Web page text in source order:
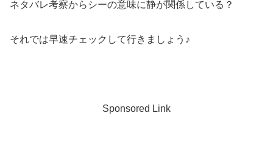
ネタバレ考察からシーの意味に静が関係している？
それでは早速チェックして行きましょう♪
Sponsored Link